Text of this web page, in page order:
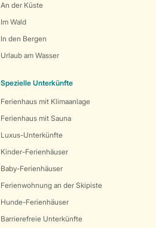
An der Küste
Im Wald
In den Bergen
Urlaub am Wasser
Spezielle Unterkünfte
Ferienhaus mit Klimaanlage
Ferienhaus mit Sauna
Luxus-Unterkünfte
Kinder-Ferienhäuser
Baby-Ferienhäuser
Ferienwohnung an der Skipiste
Hunde-Ferienhäuser
Barrierefreie Unterkünfte